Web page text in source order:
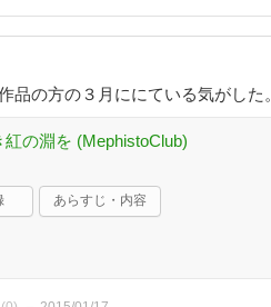
品の方の３月ににている気がした
紅の淵を (MephistoClub)
あらすじ・内容